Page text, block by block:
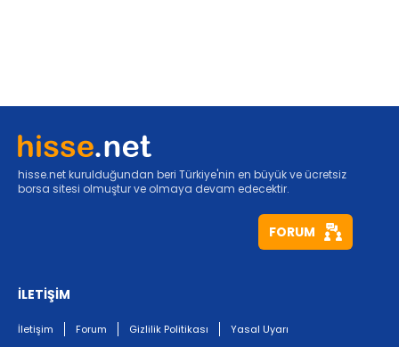
hisse.net kurulduğundan beri Türkiye'nin en büyük ve ücretsiz
borsa sitesi olmuştur ve olmaya devam edecektir.
FORUM
İLETİŞİM
İletişim Forum Gizlilik Politikası Yasal Uyarı